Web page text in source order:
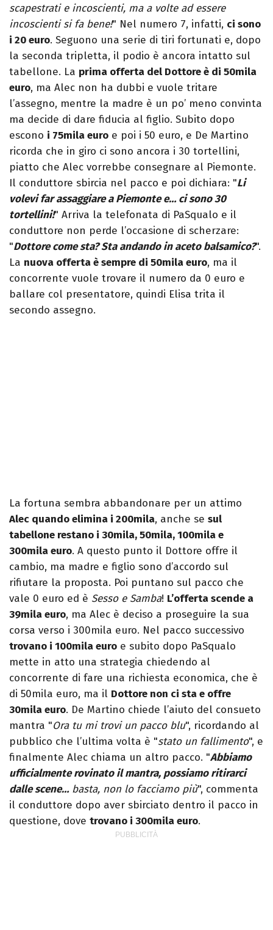
scapestrati e incoscienti, ma a volte ad essere
incoscienti si fa bene!" Nel numero 7, infatti, ci sono
i 20 euro. Seguono una serie di tiri fortunati e, dopo
la seconda tripletta, il podio è ancora intatto sul
tabellone. La prima offerta del Dottore è di 50mila
euro, ma Alec non ha dubbi e vuole tritare
l’assegno, mentre la madre è un po’ meno convinta
ma decide di dare fiducia al figlio. Subito dopo
escono i 75mila euro e poi i 50 euro, e De Martino
ricorda che in giro ci sono ancora i 30 tortellini,
piatto che Alec vorrebbe consegnare al Piemonte.
Il conduttore sbircia nel pacco e poi dichiara: "Li
volevi far assaggiare a Piemonte e… ci sono 30
tortellini!" Arriva la telefonata di PaSqualo e il
conduttore non perde l’occasione di scherzare:
"Dottore come sta? Sta andando in aceto balsamico?".
La nuova offerta è sempre di 50mila euro, ma il
concorrente vuole trovare il numero da 0 euro e
ballare col presentatore, quindi Elisa trita il
secondo assegno.
La fortuna sembra abbandonare per un attimo
Alec quando elimina i 200mila, anche se sul
tabellone restano i 30mila, 50mila, 100mila e
300mila euro. A questo punto il Dottore offre il
cambio, ma madre e figlio sono d’accordo sul
rifiutare la proposta. Poi puntano sul pacco che
vale 0 euro ed è Sesso e Samba! L’offerta scende a
39mila euro, ma Alec è deciso a proseguire la sua
corsa verso i 300mila euro. Nel pacco successivo
trovano i 100mila euro e subito dopo PaSqualo
mette in atto una strategia chiedendo al
concorrente di fare una richiesta economica, che è
di 50mila euro, ma il Dottore non ci sta e offre
30mila euro. De Martino chiede l’aiuto del consueto
mantra "Ora tu mi trovi un pacco blu", ricordando al
pubblico che l’ultima volta è "stato un fallimento", e
finalmente Alec chiama un altro pacco. "Abbiamo
ufficialmente rovinato il mantra, possiamo ritirarci
dalle scene…basta, non lo facciamo più", commenta
il conduttore dopo aver sbirciato dentro il pacco in
questione, dove trovano i 300mila euro.